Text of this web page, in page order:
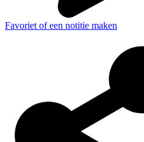
Favoriet of een notitie maken